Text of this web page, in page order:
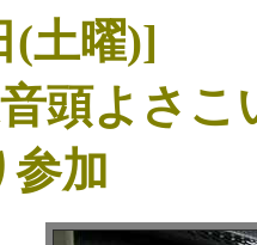
(土曜)]
頭よさこ
参加